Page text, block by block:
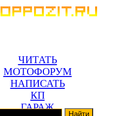
ЧИТАТЬ
МОТОФОРУМ
НАПИСАТЬ
КП
ГАРАЖ